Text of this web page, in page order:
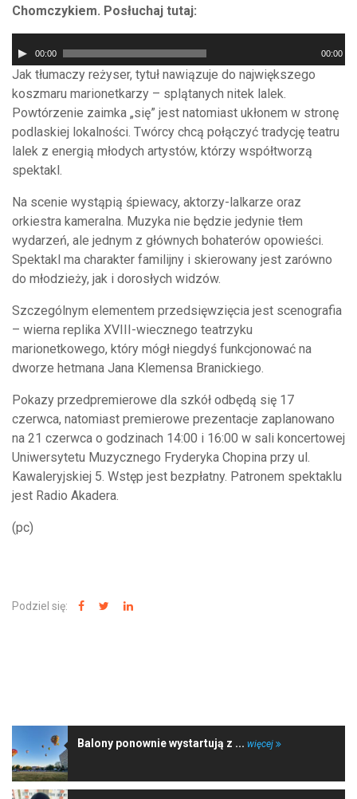
Chomczykiem. Posłuchaj tutaj:
plików
dźwiękowych
00:00 00:00
Jak tłumaczy reżyser, tytuł nawiązuje do największego
koszmaru marionetkarzy – splątanych nitek lalek.
Powtórzenie zaimka „się” jest natomiast ukłonem w stronę
podlaskiej lokalności. Twórcy chcą połączyć tradycję teatru
lalek z energią młodych artystów, którzy współtworzą
spektakl.
Na scenie wystąpią śpiewacy, aktorzy-lalkarze oraz
orkiestra kameralna. Muzyka nie będzie jedynie tłem
wydarzeń, ale jednym z głównych bohaterów opowieści.
Spektakl ma charakter familijny i skierowany jest zarówno
do młodzieży, jak i dorosłych widzów.
Szczególnym elementem przedsięwzięcia jest scenografia
– wierna replika XVIII-wiecznego teatrzyku
marionetkowego, który mógł niegdyś funkcjonować na
dworze hetmana Jana Klemensa Branickiego.
Pokazy przedpremierowe dla szkół odbędą się 17
czerwca, natomiast premierowe prezentacje zaplanowano
na 21 czerwca o godzinach 14:00 i 16:00 w sali koncertowej
Uniwersytetu Muzycznego Fryderyka Chopina przy ul.
Kawaleryjskiej 5. Wstęp jest bezpłatny. Patronem spektaklu
jest Radio Akadera.
(pc)
Podziel się:
Balony ponownie wystartują z ... więcej